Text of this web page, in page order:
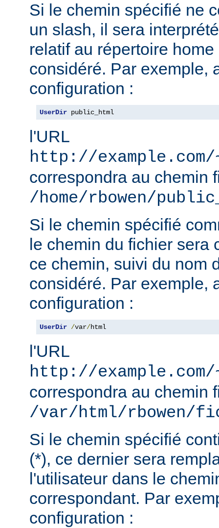
Si le chemin spécifié ne
un slash, il sera
relatif au répertoire
considéré. Par exemple,
configuration :
UserDir public_html
l'URL
http://
correspondra au chemin
/home/rbowen/
Si le chemin spécifié
le chemin du fichier sera
ce chemin, suivi du nom
considéré. Par exemple,
configuration :
UserDir /var/html
l'URL
http://
correspondra au chemin
/var/html/rbowen/
Si le chemin spécifié
(*), ce dernier sera
l'utilisateur dans le
correspondant. Par
configuration :